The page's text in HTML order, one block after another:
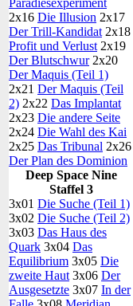
Paradiesexperiment
2x16 Die Illusion 2x17
Der Trill-Kandidat 2x18
Profit und Verlust 2x19
Der Blutschwur2x20
Der Maquis (Teil 1)
2x21 Der Maquis (Teil
2) 2x22 Das Implantat
2x23 Die andere Seite
2x24 Die Wahl des Kai
2x25 Das Tribunal 2x26
Der Plan des Dominion
Deep Space Nine
Staffel 3
3x01 Die Suche (Teil 1)
3x02 Die Suche (Teil 2)
3x03 Das Haus des
Quark 3x04 Das
Equilibrium 3x05 Die
zweite Haut 3x06 Der
Ausgesetzte 3x07 In der